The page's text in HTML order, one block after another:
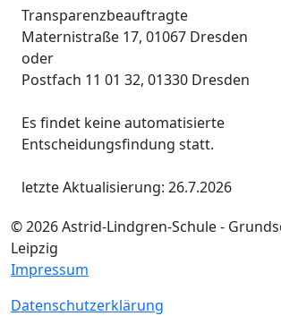
Transparenzbeauftragte
Maternistraße 17, 01067 Dresden
oder
Postfach 11 01 32, 01330 Dresden
Es findet keine automatisierte
Entscheidungsfindung statt.
letzte Aktualisierung: 26.7.2026
© 2026 Astrid-Lindgren-Schule -
Leipzig
Impressum
Datenschutzerklärung